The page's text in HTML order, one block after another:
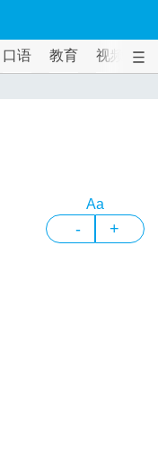
口语 教育 视频
Aa
- +